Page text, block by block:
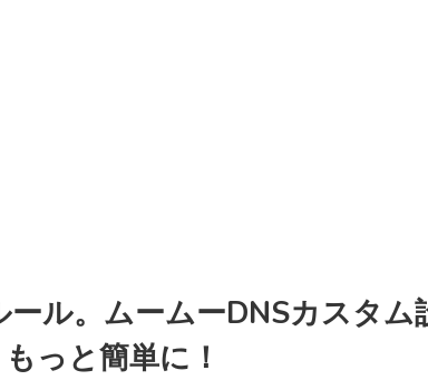
ル。ムームーDNSカスタム
っと簡単に！